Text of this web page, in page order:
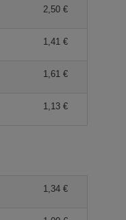
2,50 €
1,41 €
1,61 €
1,13 €
1,34 €